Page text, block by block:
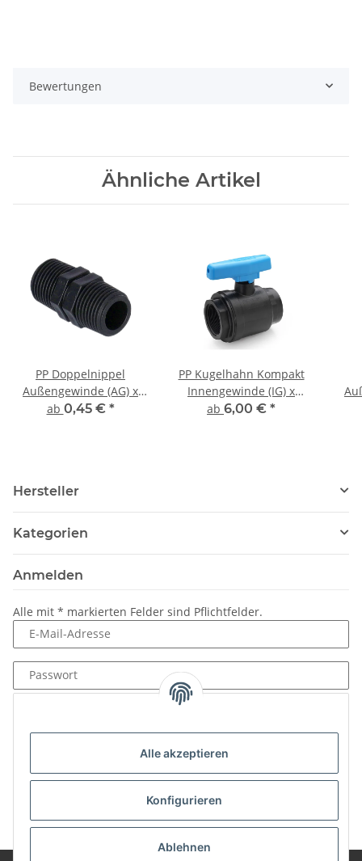
Alle akzeptieren
Konfigurieren
Ablehnen
Bewertungen
Ähnliche Artikel
PP Doppelnippel
Außengewinde (AG) x
Außengewinde (AG)
ab 0,45 € *
PP Kugelhahn Kompakt
Innengewinde (IG) x
Innengewinde (IG) PN10
ab 6,00 € *
Hersteller
Kategorien
Anmelden
Alle mit * markierten Felder sind Pflichtfelder.
E-Mail-Adresse
Passwort
Neu hier?Jetzt registrieren!